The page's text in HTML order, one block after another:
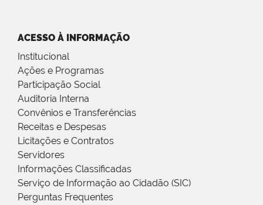
ACESSO À INFORMAÇÃO
Institucional
Ações e Programas
Participação Social
Auditoria Interna
Convênios e Transferências
Receitas e Despesas
Licitações e Contratos
Servidores
Informações Classificadas
Serviço de Informação ao Cidadão (SIC)
Perguntas Frequentes